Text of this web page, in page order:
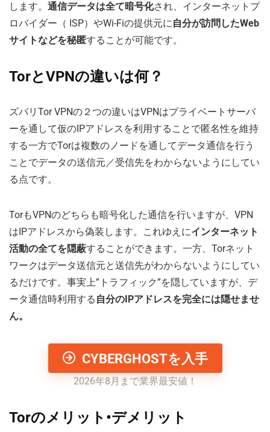
します。 通信データは全て暗号化され、インターネットプ
ロバイダー（ ISP）やWi-Fiの提供元に自分が訪問したWeb
サイトなどを秘匿することが可能です。
TorとVPNの違いは何？
ズバリTor VPNの２つの違いはVPNはプライベートサーバ
ーを通して仮のIPアドレスを利用することで匿名性を維持
する一方でTorは複数のノードを通してデータ通信を行う
ことでデータの送信元／受信先をわからないようにしてい
る点です。
TorもVPNのどちらも暗号化した通信を行いますが、VPN
はIPアドレスから偽装します。これゆえにインターネット
活動の全てを隠蔽することができます。一方、Torネット
ワークはデータ送信元と送信先がわからないようにしてい
るだけです。事実上”トラフィック”を隠していますが、デ
ータ通信時利用する 自分のIPアドレスを完全には隠せませ
ん。
CYBERGHOSTを入手
2026年8月まで業界最安値！
Torのメリット•デメリット